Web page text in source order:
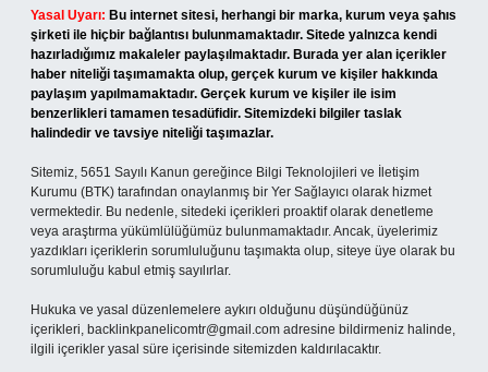
Yasal Uyarı: Bu internet sitesi, herhangi bir marka, kurum veya şahıs
şirketi ile hiçbir bağlantısı bulunmamaktadır. Sitede yalnızca kendi
hazırladığımız makaleler paylaşılmaktadır. Burada yer alan içerikler
haber niteliği taşımamakta olup, gerçek kurum ve kişiler hakkında
paylaşım yapılmamaktadır. Gerçek kurum ve kişiler ile isim
benzerlikleri tamamen tesadüfidir. Sitemizdeki bilgiler taslak
halindedir ve tavsiye niteliği taşımazlar.
Sitemiz, 5651 Sayılı Kanun gereğince Bilgi Teknolojileri ve İletişim
Kurumu (BTK) tarafından onaylanmış bir Yer Sağlayıcı olarak hizmet
vermektedir. Bu nedenle, sitedeki içerikleri proaktif olarak denetleme
veya araştırma yükümlülüğümüz bulunmamaktadır. Ancak, üyelerimiz
yazdıkları içeriklerin sorumluluğunu taşımakta olup, siteye üye olarak bu
sorumluluğu kabul etmiş sayılırlar.
Hukuka ve yasal düzenlemelere aykırı olduğunu düşündüğünüz
içerikleri, backlinkpanelicomtr@gmail.com adresine bildirmeniz halinde,
ilgili içerikler yasal süre içerisinde sitemizden kaldırılacaktır.